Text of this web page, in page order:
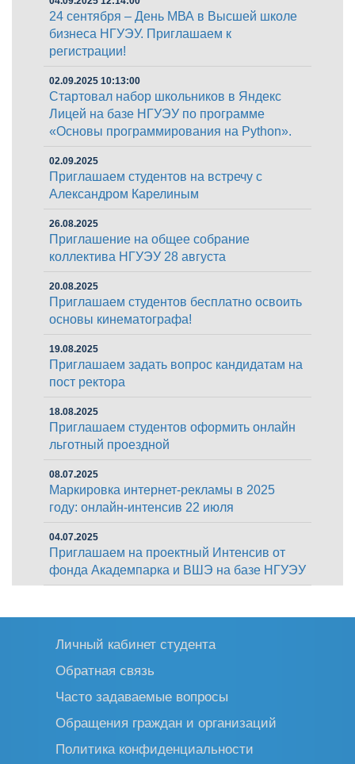
24 сентября – День МВА в Высшей школе
бизнеса НГУЭУ. Приглашаем к
регистрации!
02.09.2025 10:13:00
Стартовал набор школьников в Яндекс
Лицей на базе НГУЭУ по программе
«Основы программирования на Python».
02.09.2025
Приглашаем студентов на встречу с
Александром Карелиным
26.08.2025
Приглашение на общее собрание
коллектива НГУЭУ 28 августа
20.08.2025
Приглашаем студентов бесплатно освоить
основы кинематографа!
19.08.2025
Приглашаем задать вопрос кандидатам на
пост ректора
18.08.2025
Приглашаем студентов оформить онлайн
льготный проездной
08.07.2025
Маркировка интернет-рекламы в 2025
году: онлайн-интенсив 22 июля
04.07.2025
Приглашаем на проектный Интенсив от
фонда Академпарка и ВШЭ на базе НГУЭУ
Личный кабинет студента
Обратная связь
Часто задаваемые вопросы
Обращения граждан и организаций
Политика конфиденциальности